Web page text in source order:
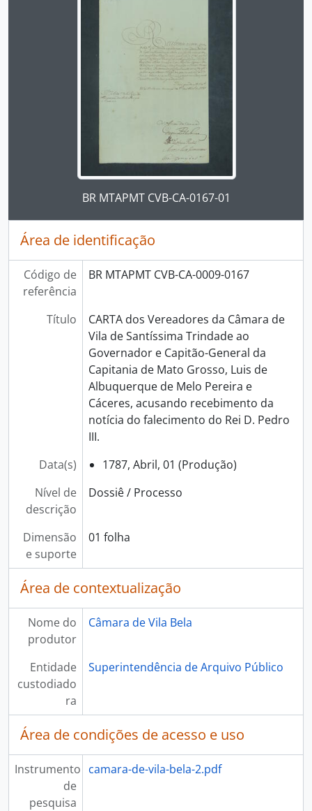
Ao clicar no link deste título da descrição a
BR MTAPMT CVB-CA-0167-01
Área de identificação
Código de
referência
BR MTAPMT CVB-CA-0009-0167
Título
CARTA dos Vereadores da Câmara de
Vila de Santíssima Trindade ao
Governador e Capitão-General da
Capitania de Mato Grosso, Luis de
Albuquerque de Melo Pereira e
Cáceres, acusando recebimento da
notícia do falecimento do Rei D. Pedro
III.
Data(s)
1787, Abril, 01 (Produção)
Nível de
descrição
Dossiê / Processo
Dimensão
e suporte
01 folha
Área de contextualização
Nome do
produtor
Câmara de Vila Bela
Entidade
custodiado
ra
Superintendência de Arquivo Público
Área de condições de acesso e uso
Instrumento
de
pesquisa
camara-de-vila-bela-2.pdf